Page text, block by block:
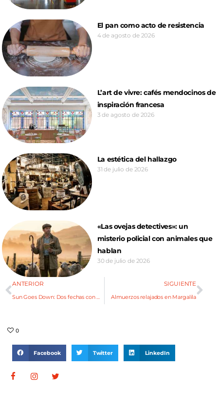
El pan como acto de resistencia
4 de agosto de 2026
L’art de vivre: cafés mendocinos de
inspiración francesa
3 de agosto de 2026
La estética del hallazgo
31 de julio de 2026
«Las ovejas detectives»: un
misterio policial con animales que
hablan
30 de julio de 2026
ANTERIOR
Sun Goes Down: Dos fechas con Djs internacionales de lujo
SIGUIENTE
Almuerzos relajados en Margalila
0
Facebook Twitter LinkedIn